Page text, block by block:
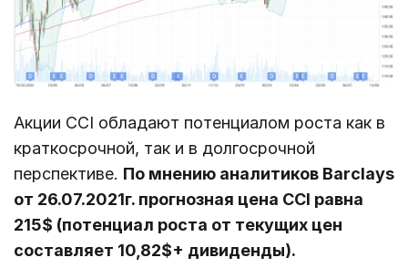
Акции CCI обладают потенциалом роста как в
краткосрочной, так и в долгосрочной
перспективе. По мнению аналитиков Barclays
от 26.07.2021г. прогнозная цена CCI равна
215$ (потенциал роста от текущих цен
составляет 10,82$+ дивиденды).